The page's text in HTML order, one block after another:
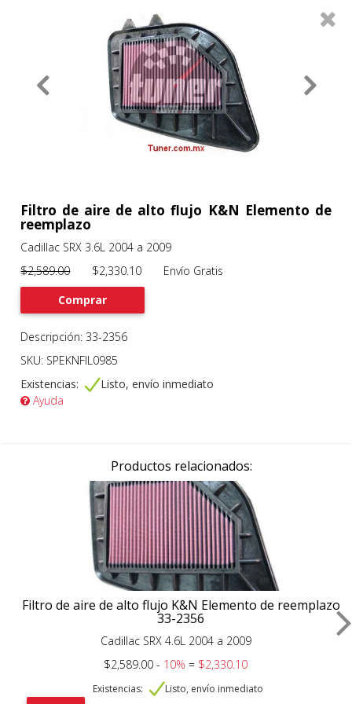
Filtros 0
Previous
Filtro de aire de alto flujo K&N Elemento de
reemplazo
Cadillac SRX 3.6L 2004 a 2009
$2,589.00$2,330.10 Envío Gratis
Comprar
Descripción: 33-2356
SKU: SPEKNFIL0985
Existencias:
Listo, envío inmediato
Ayuda
Productos relacionados:
Filtro de aire de alto flujo K&N Elemento de reemplazo
33-2356
Cadillac SRX 4.6L 2004 a 2009
$2,589.00 - 10%= $2,330.10
Existencias: Listo, envío inmediato